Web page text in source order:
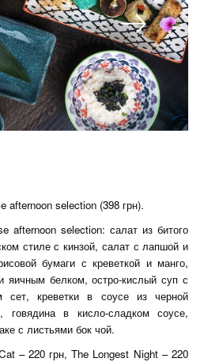
afternoon selection (398 грн).
afternoon selection: салат из битого
стиле с кинзой, салат с лапшой и
бумаги с креветкой и манго,
яичным белком, остро-кислый суп с
сет, креветки в соусе из черной
в кисло-сладком соусе,
с листьями бок чой.
– 220 грн, The Longest Night – 220